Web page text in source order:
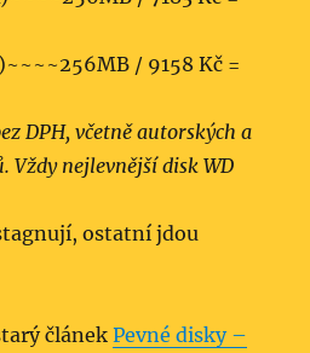
/ 9158 Kč =
DPH, včetně autorských a
Vždy nejlevnější disk WD
ostatní jdou
článekPevné disky –